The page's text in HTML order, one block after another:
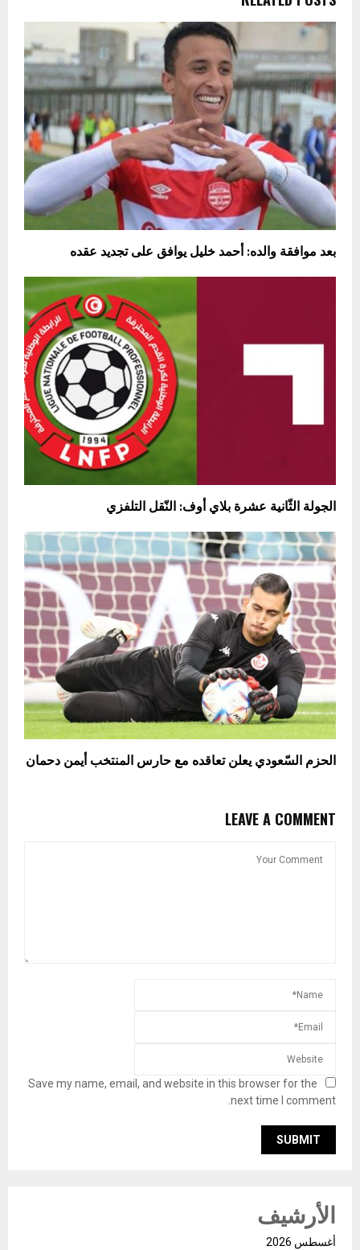
بعد موافقة والده: أحمد خليل يوافق على تجديد عقده
الجولة الثّانية عشرة بلاي أوف: النّقل التلفزي
الحزم السّعودي يعلن تعاقده مع حارس المنتخب أيمن دحمان
LEAVE A COMMENT
Save my name, email, and website in this browser for the
next time I comment.
الأرشيف
أغسطس 2026